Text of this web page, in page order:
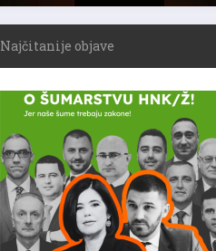
Najčitanije objave